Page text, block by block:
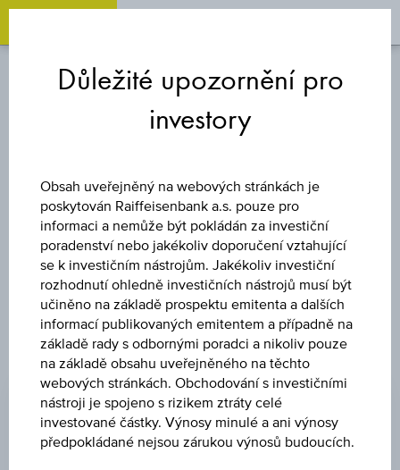
Quicklinks
AKCIE
BOSS ENERGY
LTD.
CENA
-
ZMĚNA
Důležité upozornění pro
investory
Obsah uveřejněný na webových stránkách je
poskytován Raiffeisenbank a.s. pouze pro
informaci a nemůže být pokládán za investiční
poradenství nebo jakékoliv doporučení vztahující
se k investičním nástrojům. Jakékoliv investiční
rozhodnutí ohledně investičních nástrojů musí být
učiněno na základě prospektu emitenta a dalších
informací publikovaných emitentem a případně na
základě rady s odbornými poradci a nikoliv pouze
na základě obsahu uveřejněného na těchto
webových stránkách. Obchodování s investičními
nástroji je spojeno s rizikem ztráty celé
investované částky. Výnosy minulé a ani výnosy
předpokládané nejsou zárukou výnosů budoucích.